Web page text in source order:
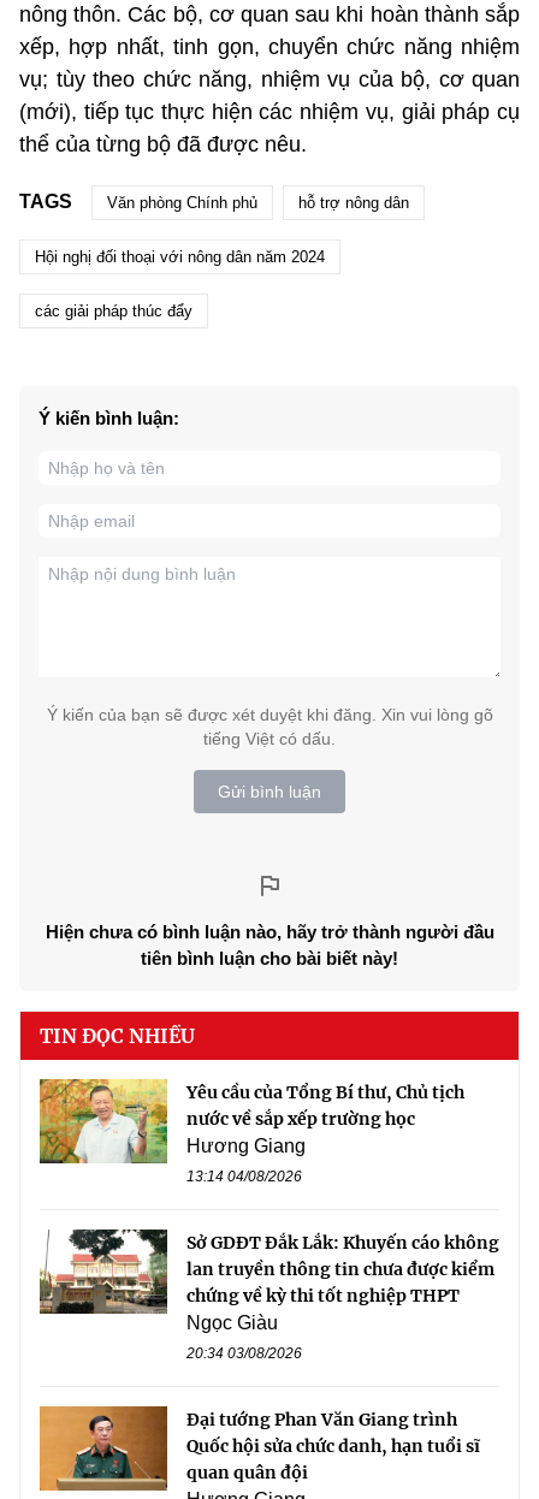
nông thôn. Các bộ, cơ quan sau khi hoàn thành sắp
xếp, hợp nhất, tinh gọn, chuyển chức năng nhiệm
vụ; tùy theo chức năng, nhiệm vụ của bộ, cơ quan
(mới), tiếp tục thực hiện các nhiệm vụ, giải pháp cụ
thể của từng bộ đã được nêu.
TAGS Văn phòng Chính phủ hỗ trợ nông dân
Hội nghị đối thoại với nông dân năm 2024
các giải pháp thúc đẩy
Ý kiến bình luận:
Ý kiến của bạn sẽ được xét duyệt khi đăng. Xin vui lòng gõ
tiếng Việt có dấu.
Gửi bình luận
Hiện chưa có bình luận nào, hãy trở thành người đầu
tiên bình luận cho bài biết này!
TIN ĐỌC NHIỀU
Yêu cầu của Tổng Bí thư, Chủ tịch
nước về sắp xếp trường học
Hương Giang
13:14 04/08/2026
Sở GDĐT Đắk Lắk: Khuyến cáo không
lan truyền thông tin chưa được kiểm
chứng về kỳ thi tốt nghiệp THPT
Ngọc Giàu
20:34 03/08/2026
Đại tướng Phan Văn Giang trình
Quốc hội sửa chức danh, hạn tuổi sĩ
quan quân đội